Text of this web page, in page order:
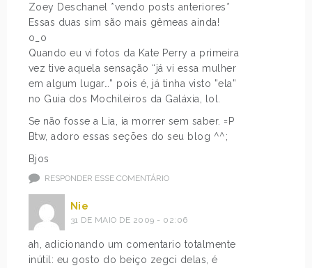
Zoey Deschanel *vendo posts anteriores*
Essas duas sim são mais gêmeas ainda!
o_o
Quando eu vi fotos da Kate Perry a primeira
vez tive aquela sensação “já vi essa mulher
em algum lugar…” pois é, já tinha visto ”ela”
no Guia dos Mochileiros da Galáxia, lol.
Se não fosse a Lia, ia morrer sem saber. =P
Btw, adoro essas seções do seu blog ^^;
Bjos
RESPONDER ESSE COMENTÁRIO
Nie
31 DE MAIO DE 2009 - 02:06
ah, adicionando um comentario totalmente
inútil: eu gosto do beiço zegci delas, é